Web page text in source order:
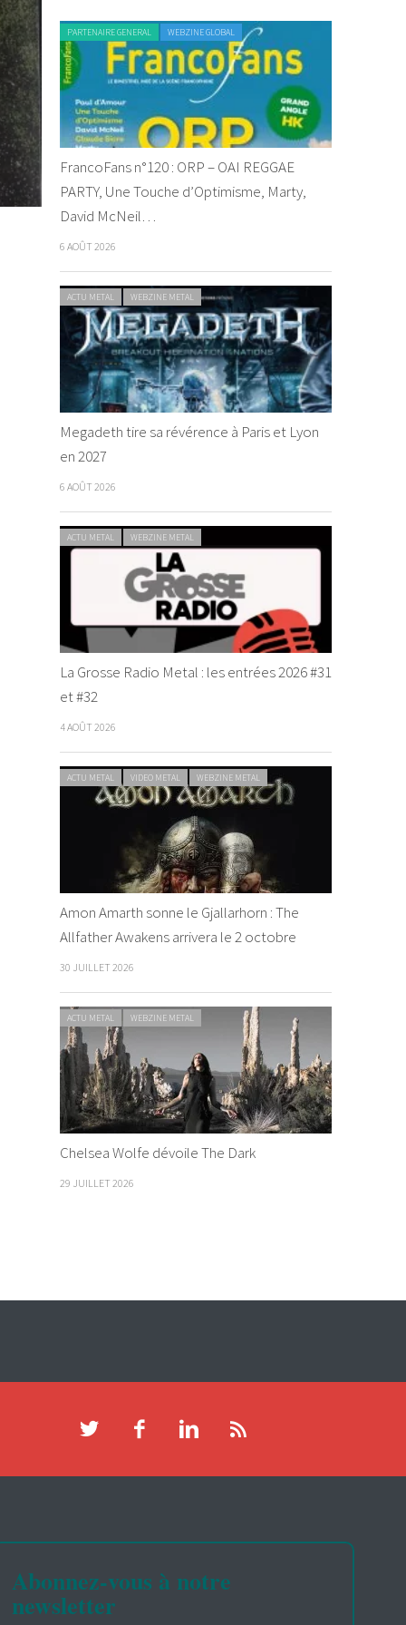
PARTENAIRE GENERAL WEBZINE GLOBAL
FrancoFans n°120 : ORP – OAI REGGAE
PARTY, Une Touche d’Optimisme, Marty,
David McNeil…
6 AOÛT 2026
ACTU METAL WEBZINE METAL
Megadeth tire sa révérence à Paris et Lyon
en 2027
6 AOÛT 2026
ACTU METAL WEBZINE METAL
La Grosse Radio Metal : les entrées 2026 #31
et #32
4 AOÛT 2026
ACTU METAL VIDEO METAL WEBZINE METAL
Amon Amarth sonne le Gjallarhorn : The
Allfather Awakens arrivera le 2 octobre
30 JUILLET 2026
ACTU METAL WEBZINE METAL
Chelsea Wolfe dévoile The Dark
29 JUILLET 2026
Abonnez-vous à notre
newsletter